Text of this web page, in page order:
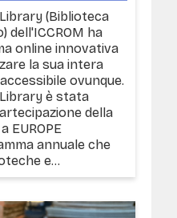
(Biblioteca
dell'ICCROM ha
online innovativa
la sua intera
ovunque.
è stata
della
EUROPE
annuale che
e...